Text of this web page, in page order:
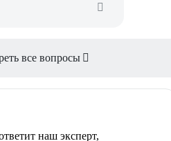
все вопросы
наш эксперт,